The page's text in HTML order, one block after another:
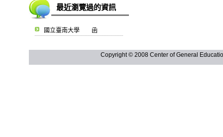
最近瀏覽過的資訊
國立臺南大學 函
Copyright © 2008 Center of General